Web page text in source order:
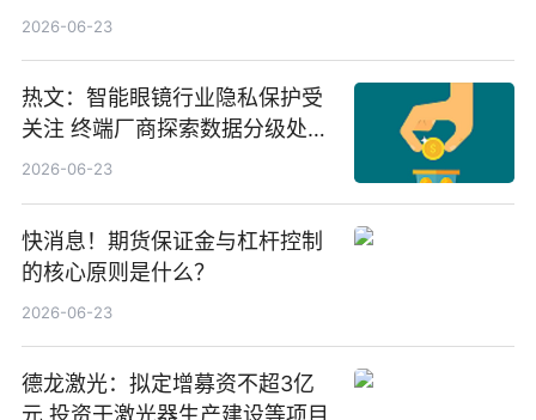
份，重仓股紫金矿业、洛阳钼
2026-06-23
热文：智能眼镜行业隐私保护受
关注 终端厂商探索数据分级处理
等方案
2026-06-23
快消息！期货保证金与杠杆控制
的核心原则是什么？
2026-06-23
德龙激光：拟定增募资不超3亿
元 投资于激光器生产建设等项目